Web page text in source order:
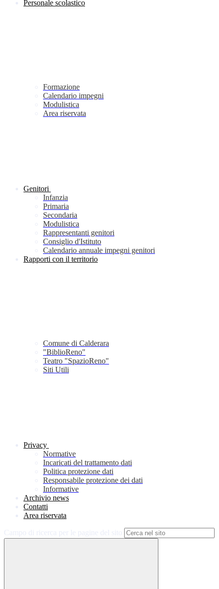
Personale scolastico
Formazione
Calendario impegni
Modulistica
Area riservata
Genitori
Infanzia
Primaria
Secondaria
Modulistica
Rappresentanti genitori
Consiglio d'Istituto
Calendario annuale impegni genitori
Rapporti con il territorio
Comune di Calderara
"BiblioReno"
Teatro "SpazioReno"
Siti Utili
Privacy
Normative
Incaricati del trattamento dati
Politica protezione dati
Responsabile protezione dei dati
Informative
Archivio news
Contatti
Area riservata